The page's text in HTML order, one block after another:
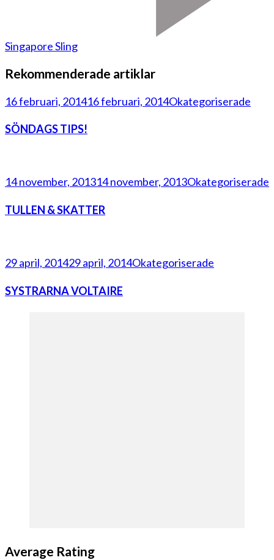
Singapore Sling
Rekommenderade artiklar
16 februari, 201416 februari, 2014Okategoriserade
SÖNDAGS TIPS!
14 november, 201314 november, 2013Okategoriserade
TULLEN & SKATTER
29 april, 201429 april, 2014Okategoriserade
SYSTRARNA VOLTAIRE
Average Rating